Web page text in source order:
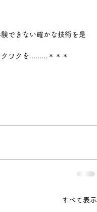
できない確かな技術を是
ワクを.........＊＊＊
すべて表示